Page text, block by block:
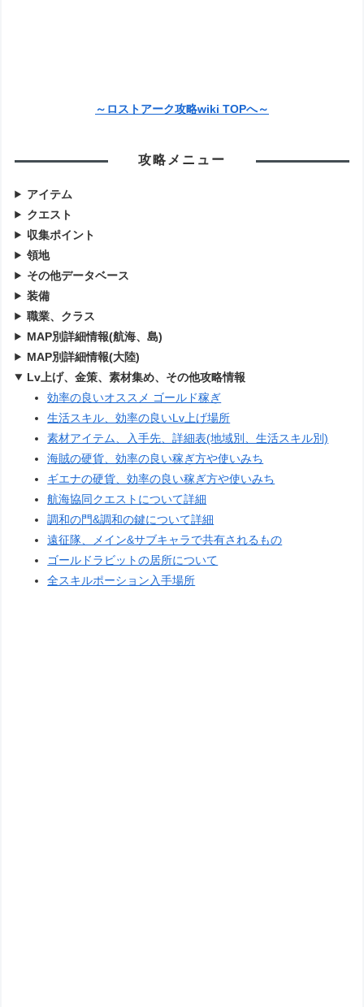
～ロストアーク攻略wiki TOPへ～
攻略メニュー
アイテム
クエスト
収集ポイント
領地
その他データベース
装備
職業、クラス
MAP別詳細情報(航海、島)
MAP別詳細情報(大陸)
Lv上げ、金策、素材集め、その他攻略情報
効率の良いオススメ ゴールド稼ぎ
生活スキル、効率の良いLv上げ場所
素材アイテム、入手先、詳細表(地域別、生活スキル別)
海賊の硬貨、効率の良い稼ぎ方や使いみち
ギエナの硬貨、効率の良い稼ぎ方や使いみち
航海協同クエストについて詳細
調和の門&調和の鍵について詳細
遠征隊、メイン&サブキャラで共有されるもの
ゴールドラビットの居所について
全スキルポーション入手場所